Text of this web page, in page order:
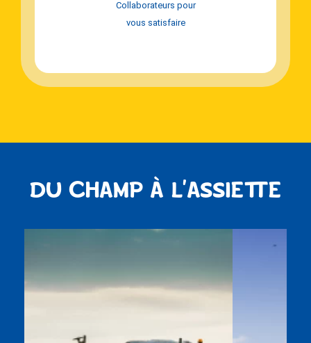
Collaborateurs pour
vous satisfaire
DU CHAMP À L’ASSIETTE